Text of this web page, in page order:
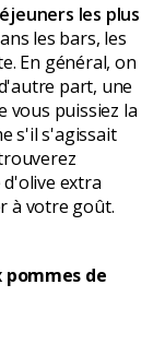
les plus
les bars, les
En général, on
part, une
vous puissiez la
s'il s'agissait
extra
à votre goût.
de